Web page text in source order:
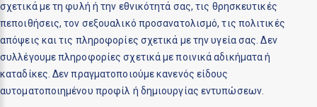
σχετικά με τη φυλή ή την εθνικότητά σας, τις θρησκευτικές
πεποιθήσεις, τον σεξουαλικό προσανατολισμό, τις πολιτικές
απόψεις και τις πληροφορίες σχετικά με την υγεία σας. Δεν
συλλέγουμε πληροφορίες σχετικά με ποινικά αδικήματα ή
καταδίκες. Δεν πραγματοποιούμε κανενός είδους
αυτοματοποιημένου προφίλ ή δημιουργίας εντυπώσεων.